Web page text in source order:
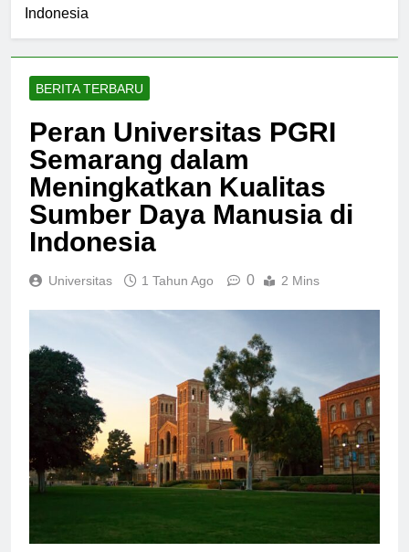
Indonesia
BERITA TERBARU
Peran Universitas PGRI
Semarang dalam
Meningkatkan Kualitas
Sumber Daya Manusia di
Indonesia
Universitas 1 Tahun Ago 0 2 Mins